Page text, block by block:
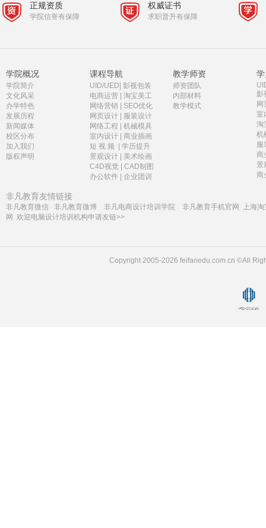
正规资质
学院信誉有保障
权威证书
求职晋升有保障
学院概况
学院简介
文化风采
办学特色
发展历程
新闻媒体
校区分布
加入我们
版权声明
课程导航
UID/UED 影视包装
电商运营| 淘宝美工
网络营销
SEO优化
网页设计|
服装设计
网络工程
机械模具
室内设计| 商业插画
短 视 频
学历提升
景观设计|
美术绘画
C4D视觉| CAD制图
办公软件| 企业团训
教学师资
师资团队
内部材料
教学模式
影
网
室
淘
机
服
商
景
商
非凡教育友情链接
非凡教育微信 非凡教育微博 非凡电商设计培训学院 非凡教育手机官网
上海
网 欢迎电脑设计培训机构申请友链>>
Copyright 2005-2026 feifanedu.com.cn ©All